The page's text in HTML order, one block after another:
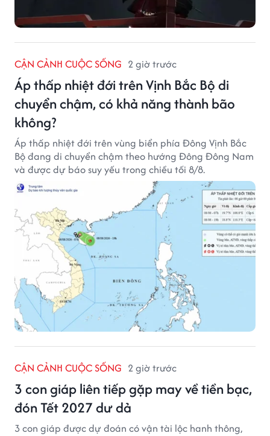
CẬN CẢNH CUỘC SỐNG 2 giờ trước
Áp thấp nhiệt đới trên Vịnh Bắc Bộ di
chuyển chậm, có khả năng thành bão
không?
Áp thấp nhiệt đới trên vùng biển phía Đông Vịnh Bắc
Bộ đang di chuyển chậm theo hướng Đông Đông Nam
và được dự báo suy yếu trong chiều tối 8/8.
CẬN CẢNH CUỘC SỐNG 2 giờ trước
3 con giáp liên tiếp gặp may về tiền bạc,
đón Tết 2027 dư dả
3 con giáp được dự đoán có vận tài lộc hanh thông,